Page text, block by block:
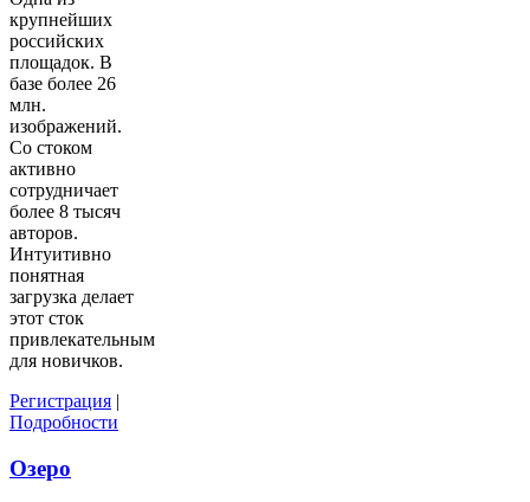
крупнейших
российских
площадок. В
базе более 26
млн.
изображений.
Со стоком
активно
сотрудничает
более 8 тысяч
авторов.
Интуитивно
понятная
загрузка делает
этот сток
привлекательным
для новичков.
Регистрация |
Подробности
Озеро